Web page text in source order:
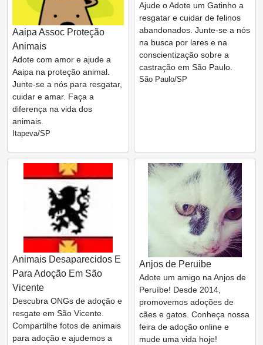
Aaipa Assoc Proteção
Animais
Adote com amor e ajude a
Aaipa na proteção animal.
Junte-se a nós para resgatar,
cuidar e amar. Faça a
diferença na vida dos
animais.
Itapeva/SP
Ajude o Adote um Gatinho a
resgatar e cuidar de felinos
abandonados. Junte-se a nós
na busca por lares e na
conscientização sobre a
castração em São Paulo.
São Paulo/SP
Animais Desaparecidos E
Para Adoção Em São
Vicente
Descubra ONGs de adoção e
resgate em São Vicente.
Compartilhe fotos de animais
para adoção e ajudemos a
Anjos de Peruibe
Adote um amigo na Anjos de
Peruíbe! Desde 2014,
promovemos adoções de
cães e gatos. Conheça nossa
feira de adoção online e
mude uma vida hoje!